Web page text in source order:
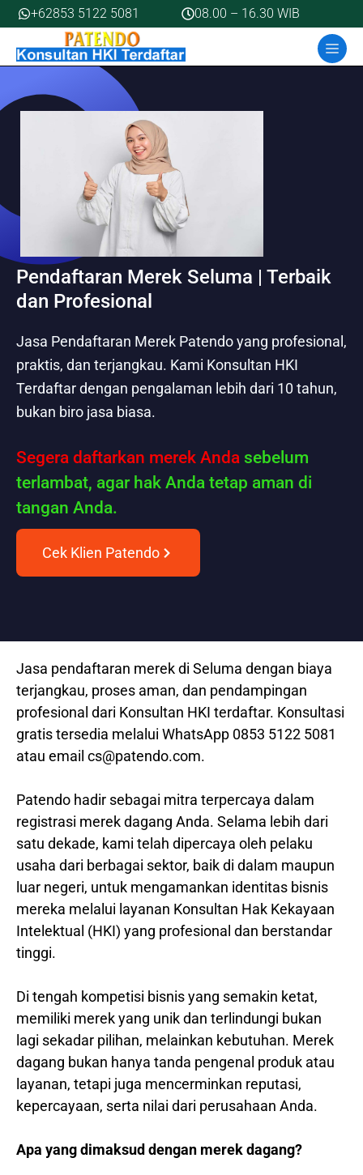
Skip
to
content
+62853 5122 5081 08.00 – 16.30 WIB
Pendaftaran Merek Seluma | Terbaik
dan Profesional
Jasa Pendaftaran Merek Patendo yang profesional,
praktis, dan terjangkau. Kami Konsultan HKI
Terdaftar dengan pengalaman lebih dari 10 tahun,
bukan biro jasa biasa.
Segera daftarkan merek Anda sebelum
terlambat, agar hak Anda tetap aman di
tangan Anda.
Cek Klien Patendo
Jasa pendaftaran merek di Seluma dengan biaya
terjangkau, proses aman, dan pendampingan
profesional dari Konsultan HKI terdaftar. Konsultasi
gratis tersedia melalui WhatsApp 0853 5122 5081
atau email cs@patendo.com.
Patendo hadir sebagai mitra terpercaya dalam
registrasi merek dagang Anda. Selama lebih dari
satu dekade, kami telah dipercaya oleh pelaku
usaha dari berbagai sektor, baik di dalam maupun
luar negeri, untuk mengamankan identitas bisnis
mereka melalui layanan Konsultan Hak Kekayaan
Intelektual (HKI) yang profesional dan berstandar
tinggi.
Di tengah kompetisi bisnis yang semakin ketat,
memiliki merek yang unik dan terlindungi bukan
lagi sekadar pilihan, melainkan kebutuhan. Merek
dagang bukan hanya tanda pengenal produk atau
layanan, tetapi juga mencerminkan reputasi,
kepercayaan, serta nilai dari perusahaan Anda.
Apa yang dimaksud dengan merek dagang?